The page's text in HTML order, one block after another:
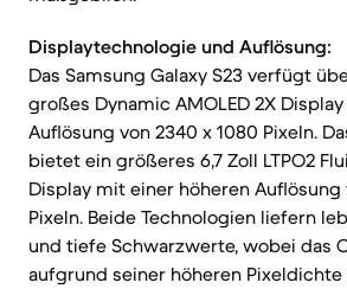
Displaytechnologie und Auflösung:
Das Samsung Galaxy S23 verfügt
großes Dynamic AMOLED 2X
Auflösung von 2340 x 1080 Pixeln.
bietet ein größeres 6,7 Zoll LTPO2
Display mit einer höheren Auflösung
Pixeln. Beide Technologien liefern
und tiefe Schwarzwerte, wobei das
aufgrund seiner höheren